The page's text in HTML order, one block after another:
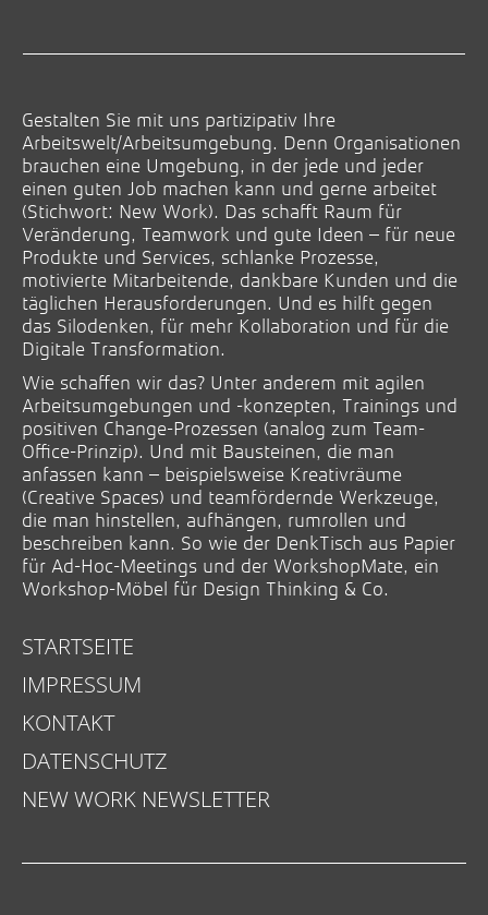
Gestalten Sie mit uns partizipativ Ihre
Arbeitswelt/Arbeitsumgebung. Denn Organisationen
brauchen eine Umgebung, in der jede und jeder
einen guten Job machen kann und gerne arbeitet
(Stichwort: New Work). Das schafft Raum für
Veränderung, Teamwork und gute Ideen – für neue
Produkte und Services, schlanke Prozesse,
motivierte Mitarbeitende, dankbare Kunden und die
täglichen Herausforderungen. Und es hilft gegen
das Silodenken, für mehr Kollaboration und für die
Digitale Transformation.
Wie schaffen wir das? Unter anderem mit agilen
Arbeitsumgebungen und -konzepten, Trainings und
positiven Change-Prozessen (analog zum Team-
Office-Prinzip). Und mit Bausteinen, die man
anfassen kann – beispielsweise Kreativräume
(Creative Spaces) und teamfördernde Werkzeuge,
die man hinstellen, aufhängen, rumrollen und
beschreiben kann. So wie der DenkTisch aus Papier
für Ad-Hoc-Meetings und der WorkshopMate, ein
Workshop-Möbel für Design Thinking & Co.
STARTSEITE
IMPRESSUM
KONTAKT
DATENSCHUTZ
NEW WORK NEWSLETTER